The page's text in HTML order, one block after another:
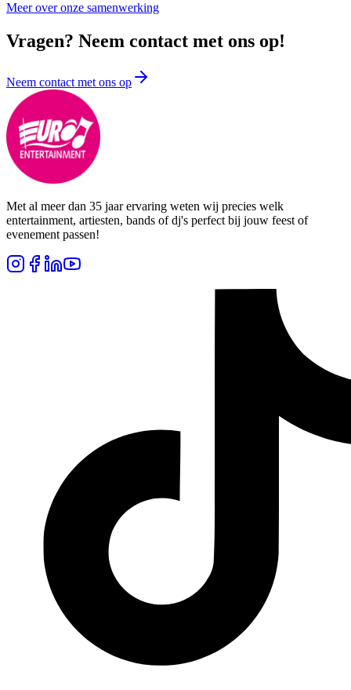
Meer over onze samenwerking
Vragen? Neem contact met ons op!
Neem contact met ons op
Met al meer dan 35 jaar ervaring weten wij precies welk
entertainment, artiesten, bands of dj's perfect bij jouw feest of
evenement passen!